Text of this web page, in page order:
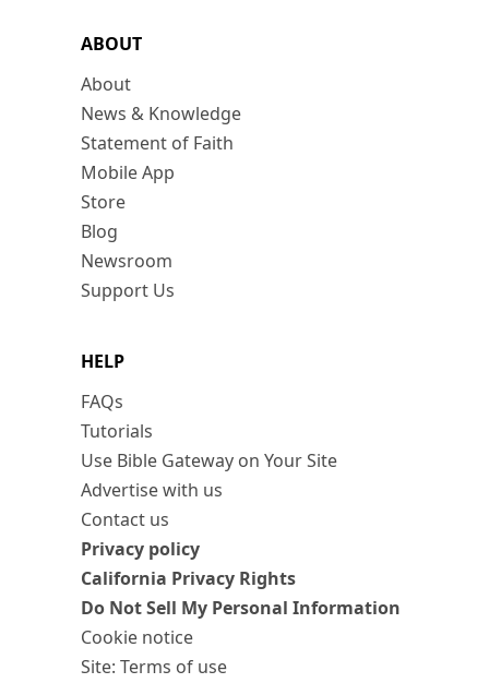
ABOUT
About
News & Knowledge
Statement of Faith
Mobile App
Store
Blog
Newsroom
Support Us
HELP
FAQs
Tutorials
Use Bible Gateway on Your Site
Advertise with us
Contact us
Privacy policy
California Privacy Rights
Do Not Sell My Personal Information
Cookie notice
Site: Terms of use